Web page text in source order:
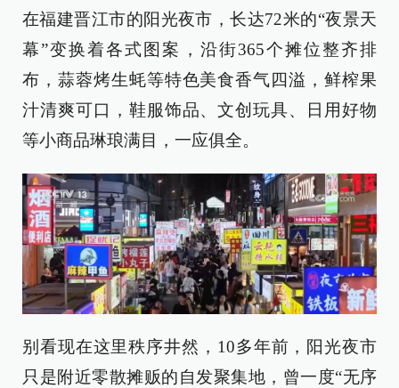
在福建晋江市的阳光夜市，长达72米的“夜景天
幕”变换着各式图案，沿街365个摊位整齐排
布，蒜蓉烤生蚝等特色美食香气四溢，鲜榨果
汁清爽可口，鞋服饰品、文创玩具、日用好物
等小商品琳琅满目，一应俱全。
别看现在这里秩序井然，10多年前，阳光夜市
只是附近零散摊贩的自发聚集地，曾一度“无序